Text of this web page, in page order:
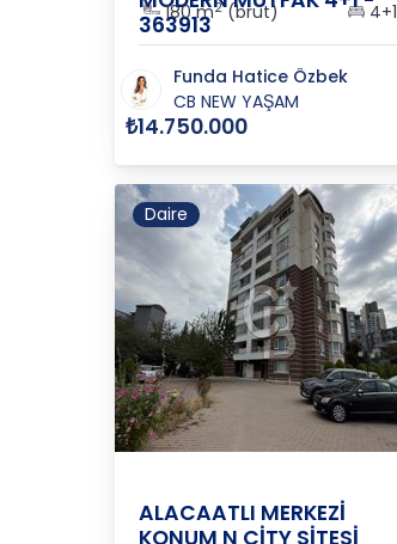
363913
180 m2(brüt) 4+1
Funda Hatice Özbek
CB NEW YAŞAM
₺14.750.000
Daire
ALACAATLI MERKEZİ
KONUM N CİTY SİTESİ